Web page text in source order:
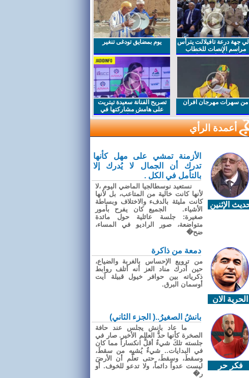
جهة درعة تافيلالت يترأس
مراسم الإنصات للخطاب
الملكي السامي بمناسبة
يوم بمضايق تودغى تنغير
من سهرات مهرجان افران
تصريح الفنانة سعيدة تيتريت
على هامش مشاركتها في
مهرجان افران
أعمدة الرأي
الإثنين
الأزمنة تمشي على مهل كأنها
تدرك أن الجمال لا يُدرك إلا
بالتأمل في الكل .
نستعيد نوسطالجيا الماضي اليوم ،لا
لأنها كانت خالية من المتاعب، بل لأنها
كانت مليئة بالدفء والاختلاف وبساطة
الأشياء. الجميع كان يفرح بأمور
صغيرة: جلسة عائلية حول مائدة
متواضعة، صور الراديو في المساء،
ضح�
الحرية الان
دمعة من ذاكرة
من ترويع الإحساس بالغربة والضياع،
حين أدرك مناد العز أنه أتلف روابط
ذكرياته بين حوافر خيول قبيلة آيت
أوسمان البرق.
فكر حر
بانشُ الصغيرُ..( الجزء الثاني)
ما عاد بانش يجلس عند حافة
الصخرة كأنها حدُّ العالم الأخير. صار في
جلسته تلكَ شيءٌ أقلُّ انكساراً مما كان
في البدايات.. شيءٌ يُشبِه من سقطَ،
وسقطَ، وسقطَ، حتى تعلّم أن الأرضَ
ليست عدواً دائماً، ولا تدعو للخوف. أو
ر�